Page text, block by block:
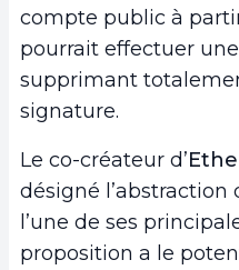
compte public à
pourrait effectuer
supprimant
signature.
Le co-créateur d’
désigné
l’une de ses
proposition a le